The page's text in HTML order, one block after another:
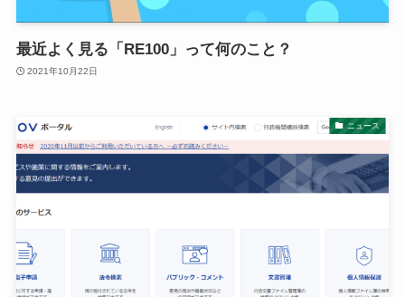
最近よく見る「RE100」って何のこと？
2021年10月22日
ニュース